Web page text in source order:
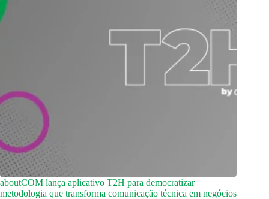
aboutCOM lança aplicativo T2H para democratizar
metodologia que transforma comunicação técnica em negócios